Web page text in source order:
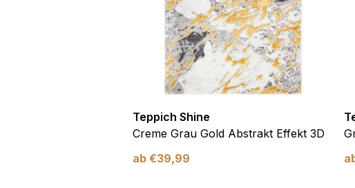
Teppich Shine
Creme Grau Gold Abstrakt Effekt 3D
ab €39,99